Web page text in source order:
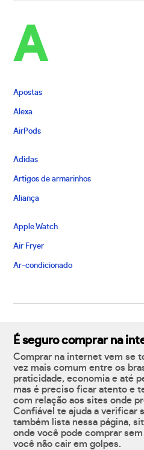
A
Apostas
Alexa
AirPods
Adidas
Artigos de armarinhos
Aliança
Apple Watch
Air Fryer
Ar-condicionado
É seguro comprar na
Comprar na internet vem se
vez mais comum entre os
praticidade, economia e até
mas é preciso ficar atento e
com relação aos sites onde
Confiável te ajuda a verificar
também lista nessa página,
onde você pode comprar
você não cair em golpes.